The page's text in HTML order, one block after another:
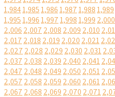
1,9841,9851,9861,9871,9881,989
1,9951,9961,9971,9981,999 2,000
2,006 2,007 2,008 2,009 2,010
2,017 2,018 2,019 2,020 2,021
2,027 2,028 2,029 2,030 2,031
2,037 2,038 2,039 2,040 2,041
2,047 2,048 2,049 2,050 2,051
2,057 2,058 2,059 2,060 2,061
2,067 2,068 2,069 2,070 2,071